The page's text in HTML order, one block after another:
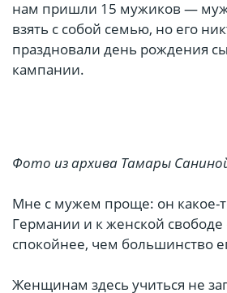
нам пришли 15 мужиков — муж
взять с собой семью, но его
праздновали день рождения
кампании.
Фото из архива Тамары
Мне с мужем проще: он какое-
Германии и к женской свободе
спокойнее, чем большинство
Женщинам здесь учиться не